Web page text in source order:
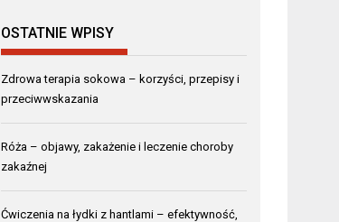
OSTATNIE WPISY
Zdrowa terapia sokowa – korzyści, przepisy i
przeciwwskazania
Róża – objawy, zakażenie i leczenie choroby
zakaźnej
Ćwiczenia na łydki z hantlami – efektywność,